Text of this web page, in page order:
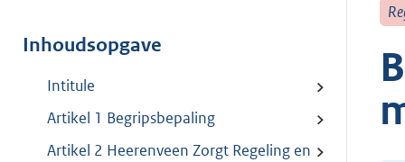
Inhoudsopgave
Intitule
Artikel 1 Begripsbepaling
Artikel 2 Heerenveen Zorgt Regeling en